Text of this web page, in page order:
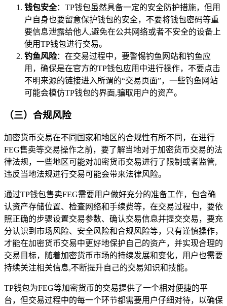
钱包安全：TP钱包虽然具备一定的安全防护措施，但用
户自身也要留意保护钱包的安全，不要将钱包密码等重
要信息泄露给他人,避免在公共网络或者不安全的设备上
使用TP钱包进行交易。
钓鱼风险：在交易过程中，要警惕钓鱼网站和钓鱼应
用，确保是在官方的TP钱包应用中进行操作，不要点击
不明来源的链接进入所谓的“交易页面”，一些钓鱼网站
可能会模仿TP钱包的界面,骗取用户的资产。
（三）合规风险
加密货币交易在不同国家和地区的合规性有所不同，在进行
FEG售卖等交易操作之前，要了解当地对于加密货币交易的法
律法规，一些地区可能对加密货币交易进行了限制或者监管,
违反当地法规进行交易可能会带来法律风险。
通过TP钱包售卖FEG需要用户做好充分的准备工作，包含确
认资产存储位置、检查网络和手续费等，在交易过程中，要依
照正确的步骤设置交易参数、确认交易信息并提交交易，要充
分认识到市场风险、安全风险和合规风险等，只有谨慎操作，
才能在加密货币交易中更好地保护自己的资产，并实现合理的
交易目标，随着加密货币市场的持续发展和变化，用户也需要
持续关注相关信息,不断提升自己的交易知识和技能。
TP钱包为FEG等加密货币的交易提供了一个相对便捷的平
台，但交易过程中的每一个环节都需要用户仔细对待，以确保